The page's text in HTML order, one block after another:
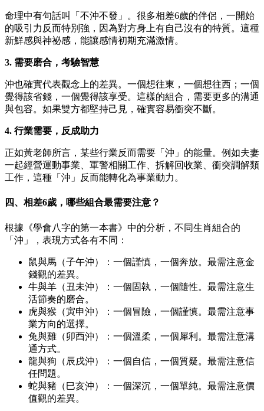
命理中有句話叫「不沖不發」。很多相差6歲的伴侶，一開始
的吸引力反而特別強，因為對方身上有自己沒有的特質。這種
新鮮感與神祕感，能讓感情初期充滿激情。
3. 需要磨合，考驗智慧
沖也確實代表觀念上的差異。一個想往東，一個想往西；一個
覺得該省錢，一個覺得該享受。這樣的組合，需要更多的溝通
與包容。如果雙方都堅持己見，確實容易衝突不斷。
4. 行業需要，反成助力
正如黃老師所言，某些行業反而需要「沖」的能量。例如夫妻
一起經營運動事業、軍警相關工作、拆解回收業、衝突調解類
工作，這種「沖」反而能轉化為事業動力。
四、相差6歲，哪些組合最需要注意？
根據《學會八字的第一本書》中的分析，不同生肖組合的
「沖」，表現方式各有不同：
鼠與馬（子午沖）：一個謹慎，一個奔放。最需注意金
錢觀的差異。
牛與羊（丑未沖）：一個固執，一個隨性。最需注意生
活節奏的磨合。
虎與猴（寅申沖）：一個冒險，一個謹慎。最需注意事
業方向的選擇。
兔與雞（卯酉沖）：一個溫柔，一個犀利。最需注意溝
通方式。
龍與狗（辰戌沖）：一個自信，一個質疑。最需注意信
任問題。
蛇與豬（巳亥沖）：一個深沉，一個單純。最需注意價
值觀的差異。